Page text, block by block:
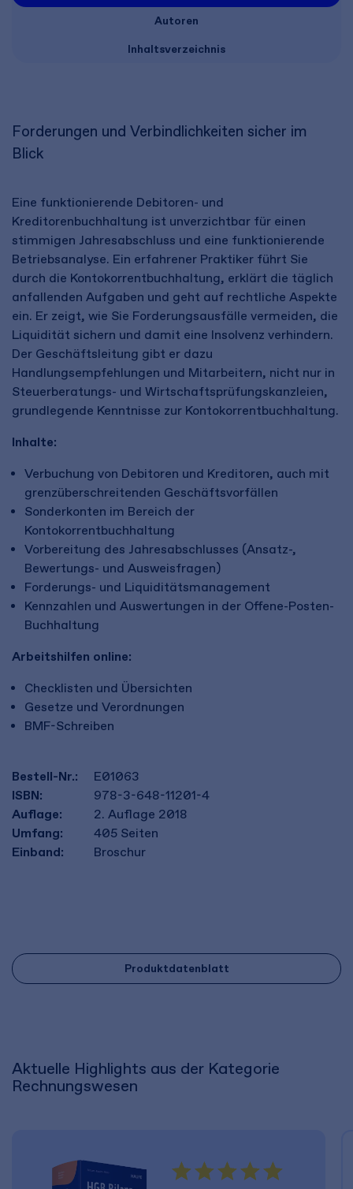
Autoren
Inhaltsverzeichnis
Forderungen und Verbindlichkeiten sicher im
Blick
Eine funktionierende Debitoren- und
Kreditorenbuchhaltung ist unverzichtbar für einen
stimmigen Jahresabschluss und eine funktionierende
Betriebsanalyse. Ein erfahrener Praktiker führt Sie
durch die Kontokorrentbuchhaltung, erklärt die täglich
anfallenden Aufgaben und geht auf rechtliche Aspekte
ein. Er zeigt, wie Sie Forderungsausfälle vermeiden, die
Liquidität sichern und damit eine Insolvenz verhindern.
Der Geschäftsleitung gibt er dazu
Handlungsempfehlungen und Mitarbeitern, nicht nur in
Steuerberatungs- und Wirtschaftsprüfungskanzleien,
grundlegende Kenntnisse zur Kontokorrentbuchhaltung.
Inhalte:
Verbuchung von Debitoren und Kreditoren, auch mit
grenzüberschreitenden Geschäftsvorfällen
Sonderkonten im Bereich der
Kontokorrentbuchhaltung
Vorbereitung des Jahresabschlusses (Ansatz-,
Bewertungs- und Ausweisfragen)
Forderungs- und Liquiditätsmanagement
Kennzahlen und Auswertungen in der Offene-Posten-
Buchhaltung
Arbeitshilfen online:
Checklisten und Übersichten
Gesetze und Verordnungen
BMF-Schreiben
Bestell-Nr.:
E01063
ISBN:
978-3-648-11201-4
Auflage:
2. Auflage 2018
Umfang:
405 Seiten
Einband:
Broschur
Produktdatenblatt
Aktuelle Highlights aus der Kategorie
Rechnungswesen